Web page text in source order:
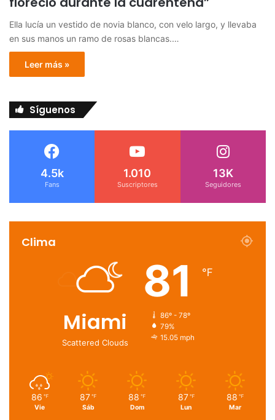
Ella lucía un vestido de novia blanco, con velo largo, y llevaba
en sus manos un ramo de rosas blancas.…
Leer más »
Síguenos
4.5k
Fans
1.010
Suscriptores
13K
Seguidores
Clima
Miami
Scattered Clouds
81 ℉
86º - 78º
79%
15.05 mph
86 ℉
Vie
87 ℉
Sáb
88 ℉
Dom
87 ℉
Lun
88 ℉
Mar